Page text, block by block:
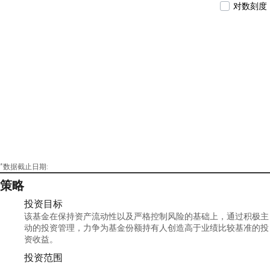
对数刻度
*数据截止日期:
策略
投资目标
该基金在保持资产流动性以及严格控制风险的基础上，通过积极主
动的投资管理，力争为基金份额持有人创造高于业绩比较基准的投
资收益。
投资范围